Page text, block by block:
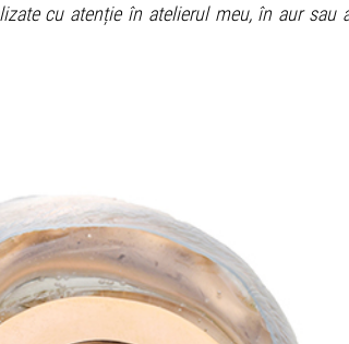
cu atenție în atelierul meu, în aur sau